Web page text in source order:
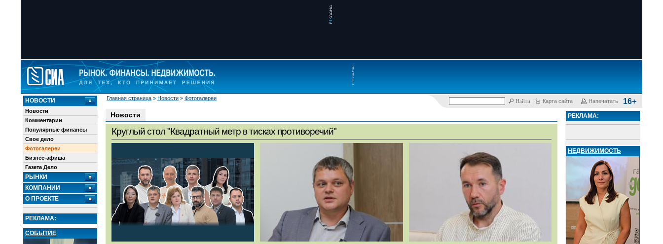
Главная страница » Новости » Фотогалереи
Карта сайта Напечатать 16+
НОВОСТИ
Новости
Комментарии
Популярные финансы
Свое дело
Фотогалереи
Бизнес-афиша
Газета Дело
РЫНКИ
КОМПАНИИ
О ПРОЕКТЕ
РЕКЛАМА:
СОБЫТИЕ
Новости
Круглый стол "Квадратный метр в тисках противоречий"
РЕКЛАМА:
НЕДВИЖИМОСТЬ